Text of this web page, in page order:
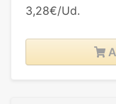
3,28€/Ud.